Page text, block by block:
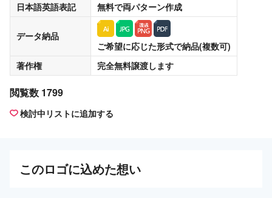
日本語英語表記
無料で両パターン作成
データ納品
ご希望に応じた形式で納品(複数可)
著作権
完全無料譲渡します
閲覧数 1799
検討中リストに追加する
このロゴに込めた想い